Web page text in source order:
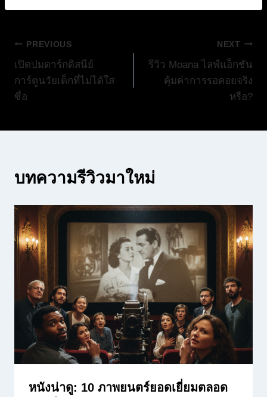
แนะแนว
เรื่อง
PREVIOUS
เปิดปมดาร์กดิสนีย์
การ์ตูนวัยเด็กที่ไม่ได้ใส
ซื่อ
NEXT
รีวิว Moana ไลฟ์แอ็กชัน
คุ้มค่าการรอคอยจริง
หรือ?
บทความรีวิวมาใหม่
หนังน่าดู: 10 ภาพยนตร์ยอดเยี่ยมตลอด